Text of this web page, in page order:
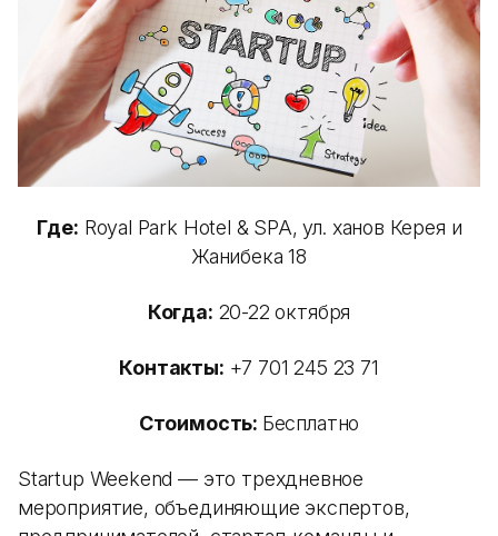
Где: Royal Park Hotel & SPA, ул. ханов Керея и
Жанибека 18
Когда: 20-22 октября
Контакты: +7 701 245 23 71
Стоимость: Бесплатно
Startup Weekend — это трехдневное
мероприятие, объединяющие экспертов,